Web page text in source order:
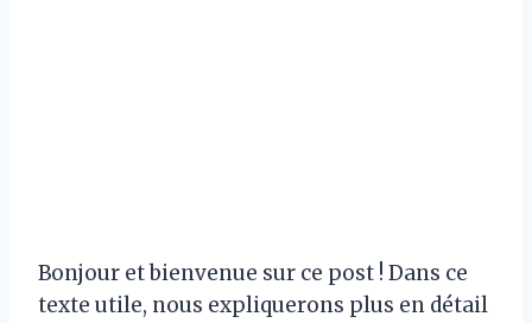
Bonjour et bienvenue sur ce post ! Dans ce
texte utile, nous expliquerons plus en détail